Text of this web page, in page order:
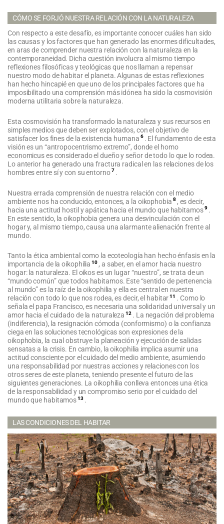
CÓMO SE FORJÓ NUESTRA RELACIÓN CON LA NATURALEZA
Con respecto a este desafío, es importante conocer cuáles han sido
las causas y los factores que han generado las enormes dificultades,
en aras de comprender nuestra relación con la naturaleza en la
contemporaneidad. Dicha cuestión involucra al mismo tiempo
reflexiones filosóficas y teológicas que nos llaman a repensar
nuestro modo de habitar el planeta. Algunas de estas reflexiones
han hecho hincapié en que uno de los principales factores que ha
imposibilitado una comprensión más idónea ha sido la cosmovisión
moderna utilitaria sobre la naturaleza.
Esta cosmovisión ha transformado la naturaleza y sus recursos en
simples medios que deben ser explotados, con el objetivo de
satisfacer los fines de la existencia humana 6 . El fundamento de esta
visión es un “antropocentrismo extremo”, donde el homo
economicus es considerado el dueño y señor de todo lo que lo rodea.
Lo anterior ha generado una fractura radical en las relaciones de los
hombres entre sí y con su entorno7 .
Nuestra errada comprensión de nuestra relación con el medio
ambiente nos ha conducido, entonces, a la oikophobia 8 , es decir,
hacia una actitud hostil y apática hacia el mundo que habitamos9 .
En este sentido, la oikophobia genera una desvinculación con el
hogar y, al mismo tiempo, causa una alarmante alienación frente al
mundo.
Tanto la ética ambiental como la ecoteología han hecho énfasis en la
importancia de la oikophilia 10 , a saber, en el amor hacia nuestro
hogar: la naturaleza. El oikos es un lugar “nuestro”, se trata de un
“mundo común” que todos habitamos. Este “sentido de pertenencia
al mundo” es la raíz de la oikophilia y ella es central en nuestra
relación con todo lo que nos rodea, es decir, el habitar11 . Como lo
señala el papa Francisco, es necesaria una solidaridad universal y un
amor hacia el cuidado de la naturaleza 12 . La negación del problema
(indiferencia), la resignación cómoda (conformismo) o la confianza
ciega en las soluciones tecnológicas son expresiones de la
oikophobia, la cual obstruye la planeación y ejecución de salidas
sensatas a la crisis. En cambio, la oikophilia implica asumir una
actitud consciente por el cuidado del medio ambiente, asumiendo
una responsabilidad por nuestras acciones y relaciones con los
otros seres de este planeta, teniendo presente el futuro de las
siguientes generaciones. La oikophilia conlleva entonces una ética
de la responsabilidad y un compromiso serio por el cuidado del
mundo que habitamos13 .
LAS CONDICIONES DEL HABITAR